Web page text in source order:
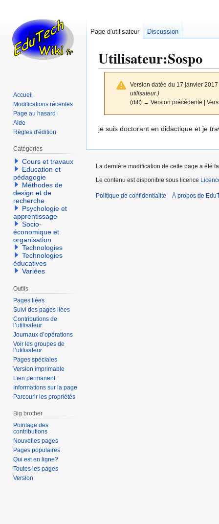
Utilisateur:Sospo
Version datée du 17 janvier
utilisateur.)
(diff) ← Version précédente |
Aller
la
Aller
la
je suis doctorant en didactique et je
Page d’utilisateur Discussion
Accueil
Modifications récentes
Page au hasard
Aide
Règles d'édition
Catégories
Cours et travaux
Education et
pédagogie
Méthodes de
design et de
recherche
Psychologie et
apprentissage
Socio-
économique et
organisation
Technologies
Technologies
éducatives
Variées
Outils
Pages liées
Suivi des pages liées
Contributions de
l’utilisateur
Journaux d’opérations
Voir les groupes de
l’utilisateur
Pages spéciales
Version imprimable
Lien permanent
Informations sur la page
Parcourir les propriétés
Big brother
Pointage des
contributions
Nouvelles pages
Pages populaires
Qui est en ligne?
Toutes les pages
Version
La dernière modification de cette page a été
Le contenu est disponible sous licence
Politique de confidentialité À propos de